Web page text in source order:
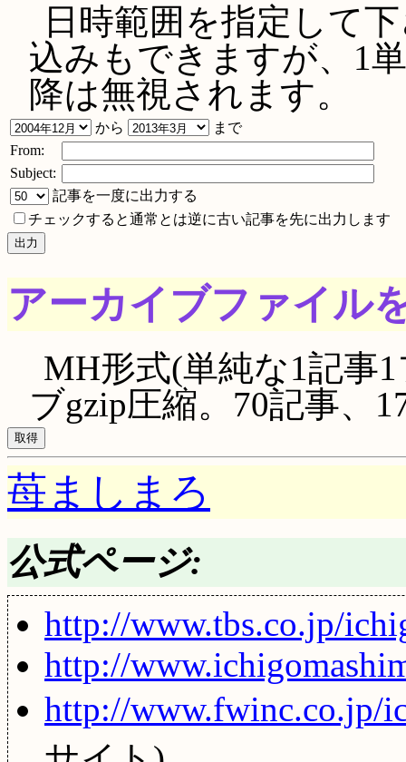
日時範囲を指定して
込みもできますが、1
降は無視されます。
から
まで
From:
Subject:
記事を一度に出力する
チェックすると通常とは逆に古い記事を先に出力します
アーカイブファイル
MH形式(単純な1記事
ブgzip圧縮。70記事、
苺ましまろ
公式ページ:
http://www.tbs.co.jp/
http://
http://www.fwinc.co.jp/